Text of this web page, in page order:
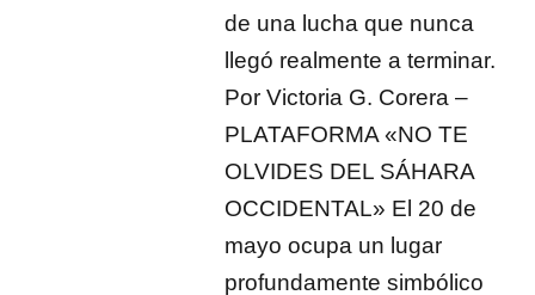
de una lucha que nunca
llegó realmente a terminar.
Por Victoria G. Corera –
PLATAFORMA «NO TE
OLVIDES DEL SÁHARA
OCCIDENTAL» El 20 de
mayo ocupa un lugar
profundamente simbólico